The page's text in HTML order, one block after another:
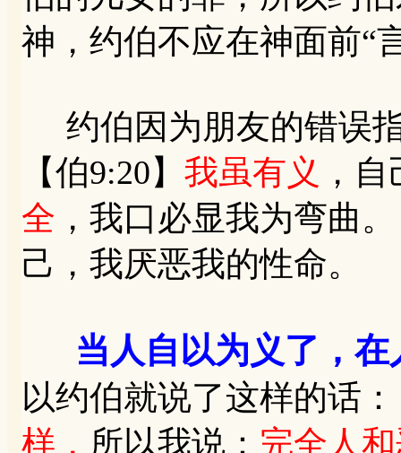
神，约伯不应在神面前“
约伯因为朋友的错误
【伯9:20】 我虽有义 ，
全 ，我口必显我为弯曲
己，我厌恶我的性命。
当人自以为义了，
以约伯就说了这样的话
样， 所以我说： 完全人